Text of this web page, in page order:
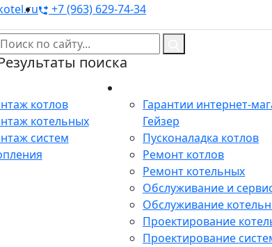
+7 (963) 629-74-34
поиска
котлов
котельных
систем
Гарантии интернет-
Гейзер
Пусконаладка котлов
Ремонт котлов
Ремонт котельных
Обслуживание и
Обслуживание
Проектирование
Проектирование